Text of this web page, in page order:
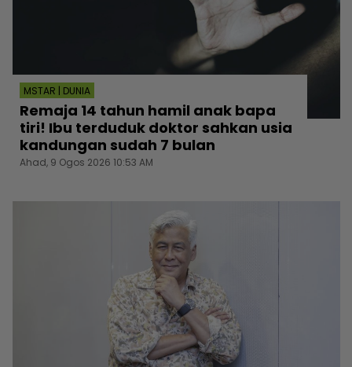
MSTAR | DUNIA
Remaja 14 tahun hamil anak bapa
tiri! Ibu terduduk doktor sahkan usia
kandungan sudah 7 bulan
Ahad, 9 Ogos 2026 10:53 AM